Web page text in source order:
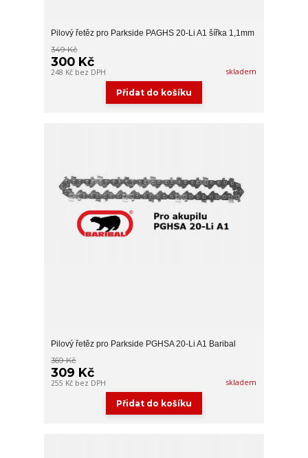
Pilový řetěz pro Parkside PAGHS 20-Li A1 šířka 1,1mm
349 Kč
300 Kč
248 Kč bez DPH skladem
Přidat do košíku
Pilový řetěz pro Parkside PGHSA 20-Li A1 Baribal
369 Kč
309 Kč
255 Kč bez DPH skladem
Přidat do košíku